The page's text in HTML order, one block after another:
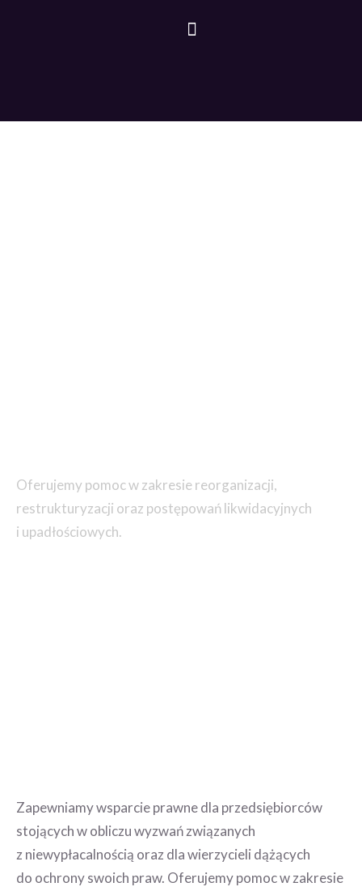
Oferujemy pomoc w zakresie reorganizacji,
restrukturyzacji oraz postępowań likwidacyjnych
i upadłościowych.
Zapewniamy wsparcie prawne dla przedsiębiorców
stojących w obliczu wyzwań związanych
z niewypłacalnością oraz dla wierzycieli dążących
do ochrony swoich praw. Oferujemy pomoc w zakresie